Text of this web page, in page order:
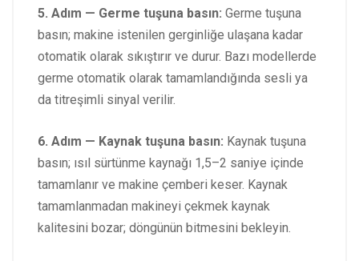
5. Adım — Germe tuşuna basın: Germe tuşuna
basın; makine istenilen gerginliğe ulaşana kadar
otomatik olarak sıkıştırır ve durur. Bazı modellerde
germe otomatik olarak tamamlandığında sesli ya
da titreşimli sinyal verilir.
6. Adım — Kaynak tuşuna basın: Kaynak tuşuna
basın; ısıl sürtünme kaynağı 1,5–2 saniye içinde
tamamlanır ve makine çemberi keser. Kaynak
tamamlanmadan makineyi çekmek kaynak
kalitesini bozar; döngünün bitmesini bekleyin.